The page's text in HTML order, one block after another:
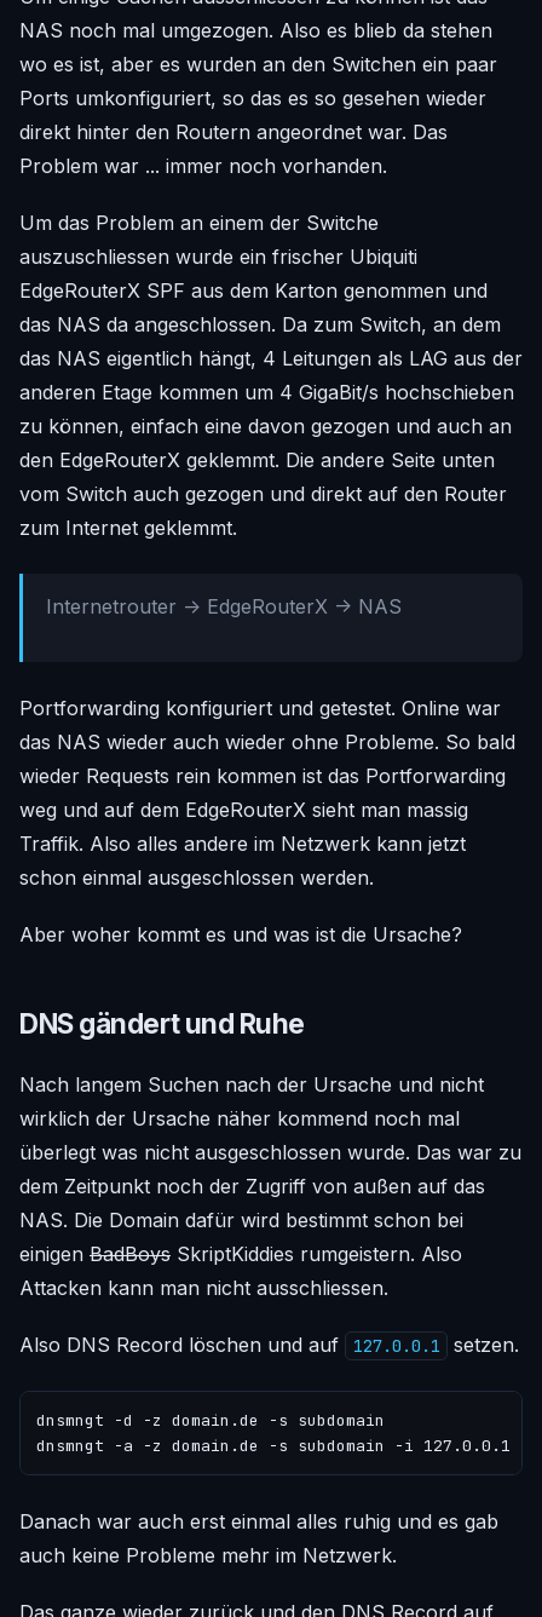
NAS noch mal umgezogen. Also es blieb da stehen
wo es ist, aber es wurden an den Switchen ein paar
Ports umkonfiguriert, so das es so gesehen wieder
direkt hinter den Routern angeordnet war. Das
Problem war ... immer noch vorhanden.
Um das Problem an einem der Switche
auszuschliessen wurde ein frischer Ubiquiti
EdgeRouterX SPF aus dem Karton genommen und
das NAS da angeschlossen. Da zum Switch, an dem
das NAS eigentlich hängt, 4 Leitungen als LAG aus der
anderen Etage kommen um 4 GigaBit/s hochschieben
zu können, einfach eine davon gezogen und auch an
den EdgeRouterX geklemmt. Die andere Seite unten
vom Switch auch gezogen und direkt auf den Router
zum Internet geklemmt.
Internetrouter -> EdgeRouterX -> NAS
Portforwarding konfiguriert und getestet. Online war
das NAS wieder auch wieder ohne Probleme. So bald
wieder Requests rein kommen ist das Portforwarding
weg und auf dem EdgeRouterX sieht man massig
Traffik. Also alles andere im Netzwerk kann jetzt
schon einmal ausgeschlossen werden.
Aber woher kommt es und was ist die Ursache?
DNS gändert und Ruhe
Nach langem Suchen nach der Ursache und nicht
wirklich der Ursache näher kommend noch mal
überlegt was nicht ausgeschlossen wurde. Das war zu
dem Zeitpunkt noch der Zugriff von außen auf das
NAS. Die Domain dafür wird bestimmt schon bei
einigen BadBoys SkriptKiddies rumgeistern. Also
Attacken kann man nicht ausschliessen.
Also DNS Record löschen und auf 127.0.0.1 setzen.
dnsmngt -d -z domain.de -s subdomain
Danach war auch erst einmal alles ruhig und es gab
auch keine Probleme mehr im Netzwerk.